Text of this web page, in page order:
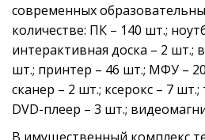
современных
количестве: ПК – 140 шт.;
интерактивная доска – 2 шт.;
шт.; принтер – 46 шт.; МФУ –
сканер – 2 шт.; ксерокс – 7
DVD-плеер – 3 шт.;